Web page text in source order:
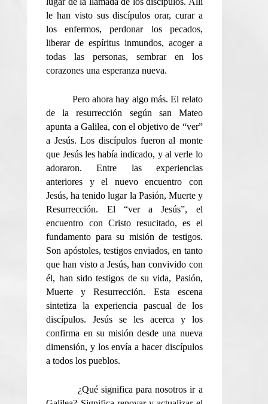
le han visto sus discípulos orar, curar a
los enfermos, perdonar los pecados,
liberar de espíritus inmundos, acoger a
todas las personas, sembrar en los
corazones una esperanza nueva.
Pero ahora hay algo más. El relato
de la resurrección según san Mateo
apunta a Galilea, con el objetivo de “ver”
a Jesús. Los discípulos fueron al monte
que Jesús les había indicado, y al verle lo
adoraron. Entre las experiencias
anteriores y el nuevo encuentro con
Jesús, ha tenido lugar la Pasión, Muerte y
Resurrección. El “ver a Jesús”, el
encuentro con Cristo resucitado, es el
fundamento para su misión de testigos.
Son apóstoles, testigos enviados, en tanto
que han visto a Jesús, han convivido con
él, han sido testigos de su vida, Pasión,
Muerte y Resurrección. Esta escena
sintetiza la experiencia pascual de los
discípulos. Jesús se les acerca y los
confirma en su misión desde una nueva
dimensión, y los envía a hacer discípulos
a todos los pueblos.
¿Qué significa para nosotros ir a